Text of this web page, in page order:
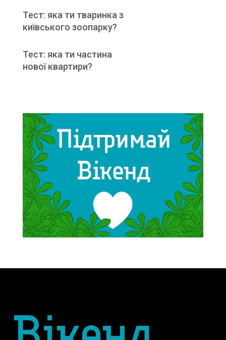
Тест: яка ти тваринка з
київського зоопарку?
Тест: яка ти частина
нової квартири?